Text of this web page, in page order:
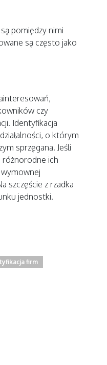
pomiędzy nimi
są często jako
czy
Identyfikacja
o którym
sprzęgana. Jeśli
różnorodne ich
wymownej
szczęście z rzadka
jednostki.
firm